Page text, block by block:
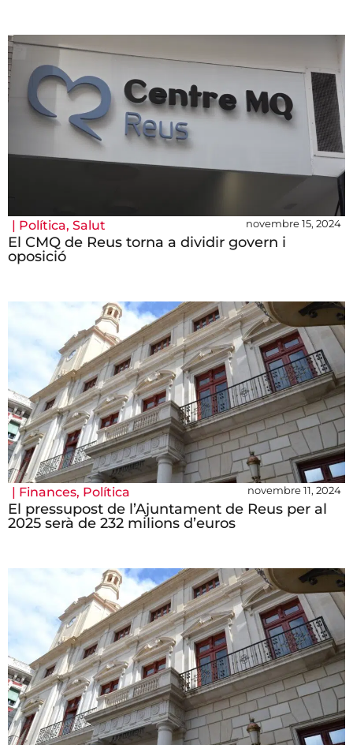
| Política, Salut novembre 15, 2024
El CMQ de Reus torna a dividir govern i
oposició
| Finances, Política novembre 11, 2024
El pressupost de l’Ajuntament de Reus per al
2025 serà de 232 milions d’euros